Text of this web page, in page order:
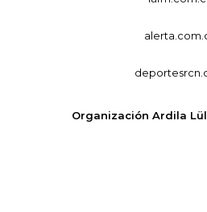
Organización Ardila